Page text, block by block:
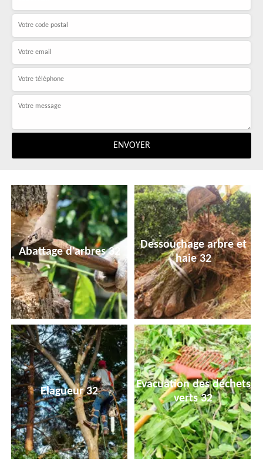
Abattage d'arbres 32
Dessouchage arbre et
haie 32
Elagueur 32
Evacuation des déchets
verts 32